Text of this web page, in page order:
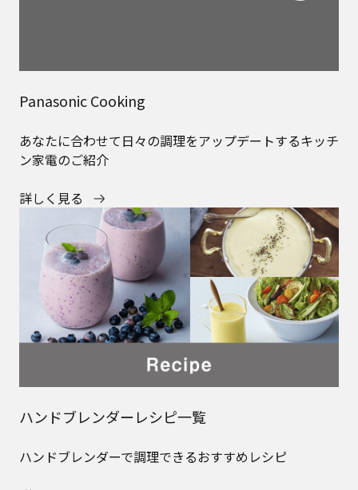
Panasonic Cooking
あなたに合わせて日々の調理をアップデートするキッチ
ン家電のご紹介
詳しく見る
ハンドブレンダーレシピ一覧
ハンドブレンダーで調理できるおすすめレシピ